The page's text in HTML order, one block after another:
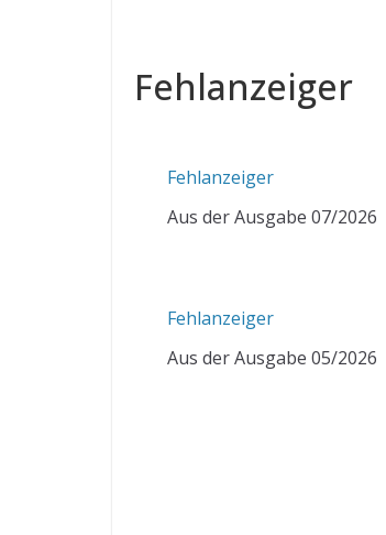
Fehlanzeiger
Fehlanzeiger
Aus der Ausgabe 07/2026
Fehlanzeiger
Aus der Ausgabe 05/2026